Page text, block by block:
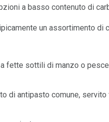
a basso contenuto di
un assortimento di
a fette sottili di manzo o
di antipasto comune,